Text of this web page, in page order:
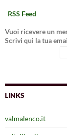
RSS Feed
Vuoi ricevere un
Scrivi qui la tua
LINKS
valmalenco.it